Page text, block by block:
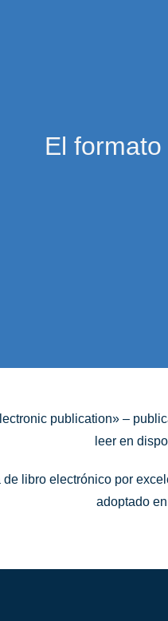
El
publication» –
leer en
de libro electrónico por
adoptado